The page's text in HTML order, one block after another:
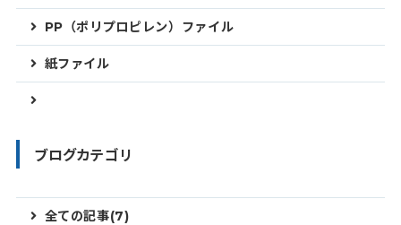
PP（ポリプロピレン）ファイル
紙ファイル
ブログカテゴリ
全ての記事(7)